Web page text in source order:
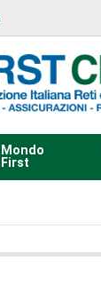
Mondo
First